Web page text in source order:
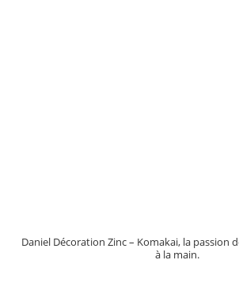
Daniel Décoration Zinc – Komakai, la passion
à la main.